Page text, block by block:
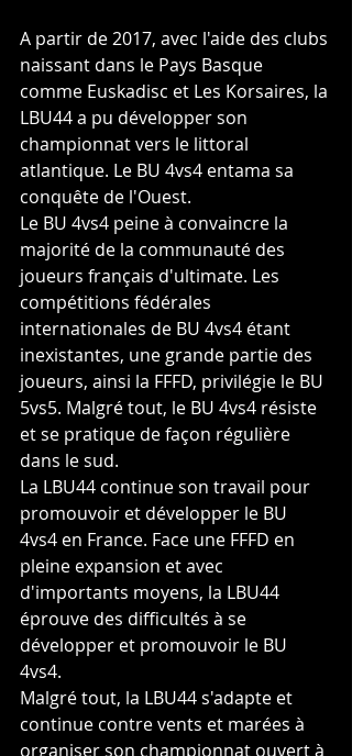
A partir de 2017, avec l'aide des clubs
naissant dans le Pays Basque
comme Euskadisc et Les Korsaires, la
LBU44 a pu développer son
championnat vers le littoral
atlantique. Le BU 4vs4 entama sa
conquête de l'Ouest.
Le BU 4vs4 peine à convaincre la
majorité de la communauté des
joueurs français d'ultimate. Les
compétitions fédérales
internationales de BU 4vs4 étant
inexistantes, une grande partie des
joueurs, ainsi la FFFD, privilégie le BU
5vs5. Malgré tout, le BU 4vs4 résiste
et se pratique de façon régulière
dans le sud.
La LBU44 continue son travail pour
promouvoir et développer le BU
4vs4 en France. Face une FFFD en
pleine expansion et avec
d'importants moyens, la LBU44
éprouve des difficultés à se
développer et promouvoir le BU
4vs4.
Malgré tout, la LBU44 s'adapte et
continue contre vents et marées à
organiser son championnat ouvert à